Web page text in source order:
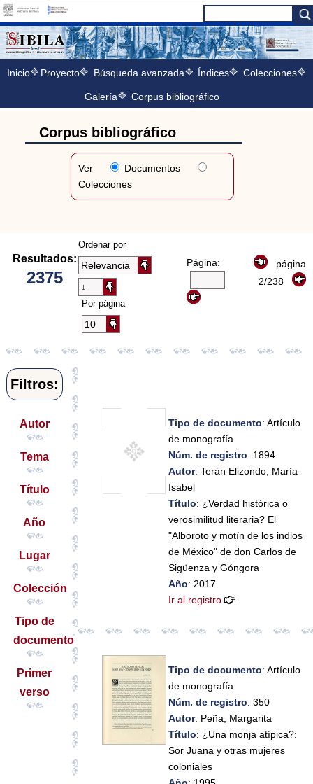
Inicio Proyecto Búsqueda avanzada Índices Colecciones
Galería Corpus bibliográfico
Corpus bibliográfico
Ver
Documentos
Colecciones
Resultados:
2375
Ordenar por
Por página
Página:
página
2/238
Filtros:
Autor
Tema
Título
Año
Lugar
Colección
Tipo de
documento
Primer
verso
Tipo de documento: Artículo
de monografía
Núm. de registro: 1894
Autor: Terán Elizondo, María
Isabel
Título: ¿Verdad histórica o
verosimilitud literaria? El
"Alboroto y motín de los indios
de México" de don Carlos de
Sigüenza y Góngora
Año: 2017
Ir al registro
Tipo de documento: Artículo
de monografía
Núm. de registro: 350
Autor: Peña, Margarita
Título: ¿Una monja atípica?:
Sor Juana y otras mujeres
coloniales